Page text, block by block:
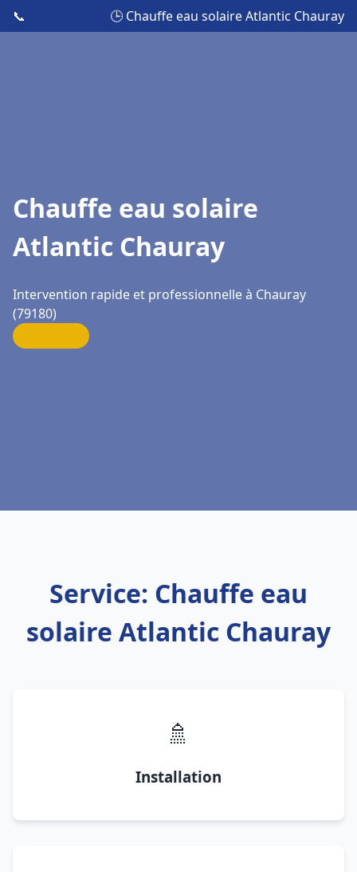
📞 🕒 Chauffe eau solaire Atlantic Chauray
Chauffe eau solaire
Atlantic Chauray
Intervention rapide et professionnelle à Chauray
(79180)
Service: Chauffe eau
solaire Atlantic Chauray
🚿
Installation